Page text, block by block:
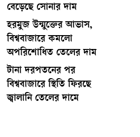
বেড়েছে সোনার দাম
হরমুজ উন্মুক্তের আভাস,
বিশ্ববাজারে কমলো
অপরিশোধিত তেলের দাম
টানা দরপতনের পর
বিশ্ববাজারে স্থিতি ফিরছে
জ্বালানি তেলের দামে